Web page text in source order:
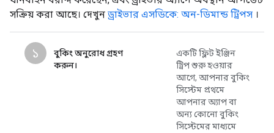
সক্রিয় করা আছে। দেখুন ড্রাইভার এসডিকে: অন-ডিমান্ড ট্রিপস ।
১
বুকিং অনুরোধ গ্রহণ
করুন।
একটি ফ্লিট ইঞ্জিন
ট্রিপ শুরু হওয়ার
আগে, আপনার বুকিং
সিস্টেম প্রথমে
আপনার অ্যাপ বা
অন্য কোনো বুকিং
সিস্টেমের মাধ্যমে